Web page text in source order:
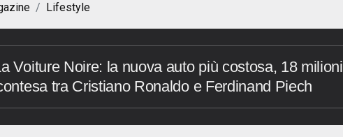
Lifestyle
Voiture Noire: la nuova auto più costosa, 18 milioni
tra Cristiano Ronaldo e Ferdinand Piech